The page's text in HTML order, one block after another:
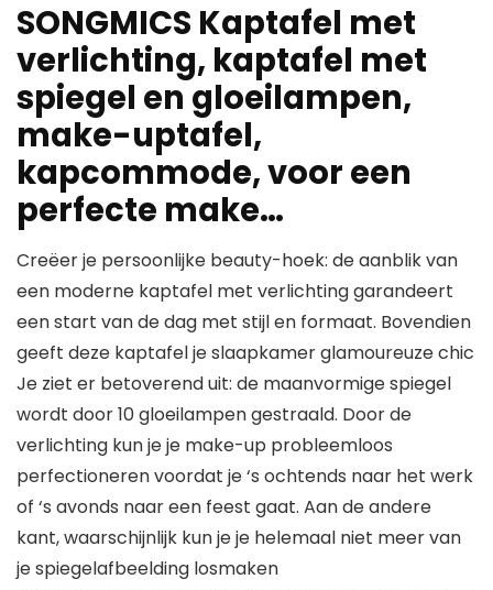
SONGMICS Kaptafel met
verlichting, kaptafel met
spiegel en gloeilampen,
make-uptafel,
kapcommode, voor een
perfecte make…
Creëer je persoonlijke beauty-hoek: de aanblik van
een moderne kaptafel met verlichting garandeert
een start van de dag met stijl en formaat. Bovendien
geeft deze kaptafel je slaapkamer glamoureuze chic
Je ziet er betoverend uit: de maanvormige spiegel
wordt door 10 gloeilampen gestraald. Door de
verlichting kun je je make-up probleemloos
perfectioneren voordat je ‘s ochtends naar het werk
of ‘s avonds naar een feest gaat. Aan de andere
kant, waarschijnlijk kun je je helemaal niet meer van
je spiegelafbeelding losmaken